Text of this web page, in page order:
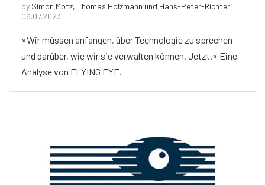
by Simon Motz, Thomas Holzmann und Hans-Peter-Richter
06.07.2023
»Wir müssen anfangen, über Technologie zu sprechen
und darüber, wie wir sie verwalten können. Jetzt.« Eine
Analyse von FLYING EYE.